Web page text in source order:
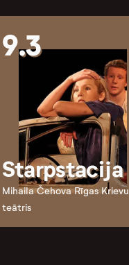
9.3
Starpstacija
Mihaila Čehova Rīgas Krievu
teātris